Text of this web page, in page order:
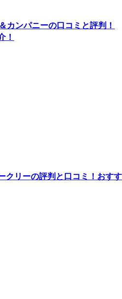
カンパニーの口コミと評判！
！
クリーの評判と口コミ！おすす